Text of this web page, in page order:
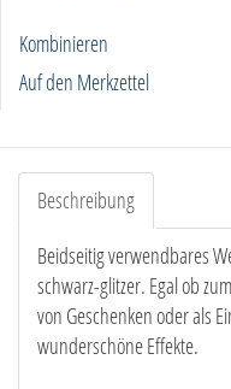
Kombinieren
Auf den Merkzettel
Beschreibung
Beidseitig verwendbares
schwarz-glitzer. Egal ob
von Geschenken oder als
wunderschöne Effekte.